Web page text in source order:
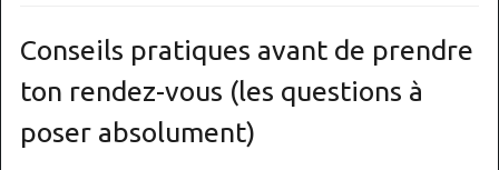
Conseils pratiques avant de prendre
ton rendez-vous (les questions à
poser absolument)